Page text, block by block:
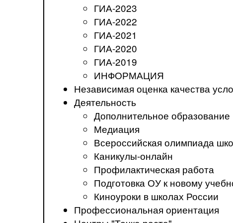
ГИА-2023
ГИА-2022
ГИА-2021
ГИА-2020
ГИА-2019
ИНФОРМАЦИЯ
Независимая оценка качества
Деятельность
Дополнительное образование
Медиация
Всероссийская олимпиада
Каникулы-онлайн
Профилактическая работа
Подготовка ОУ к новому
Киноуроки в школах России
Профессиональная ориентация